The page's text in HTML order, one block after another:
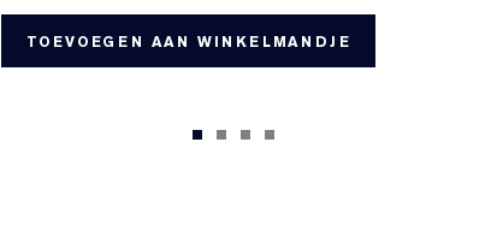
TOEVOEGEN AAN WINKELMANDJE